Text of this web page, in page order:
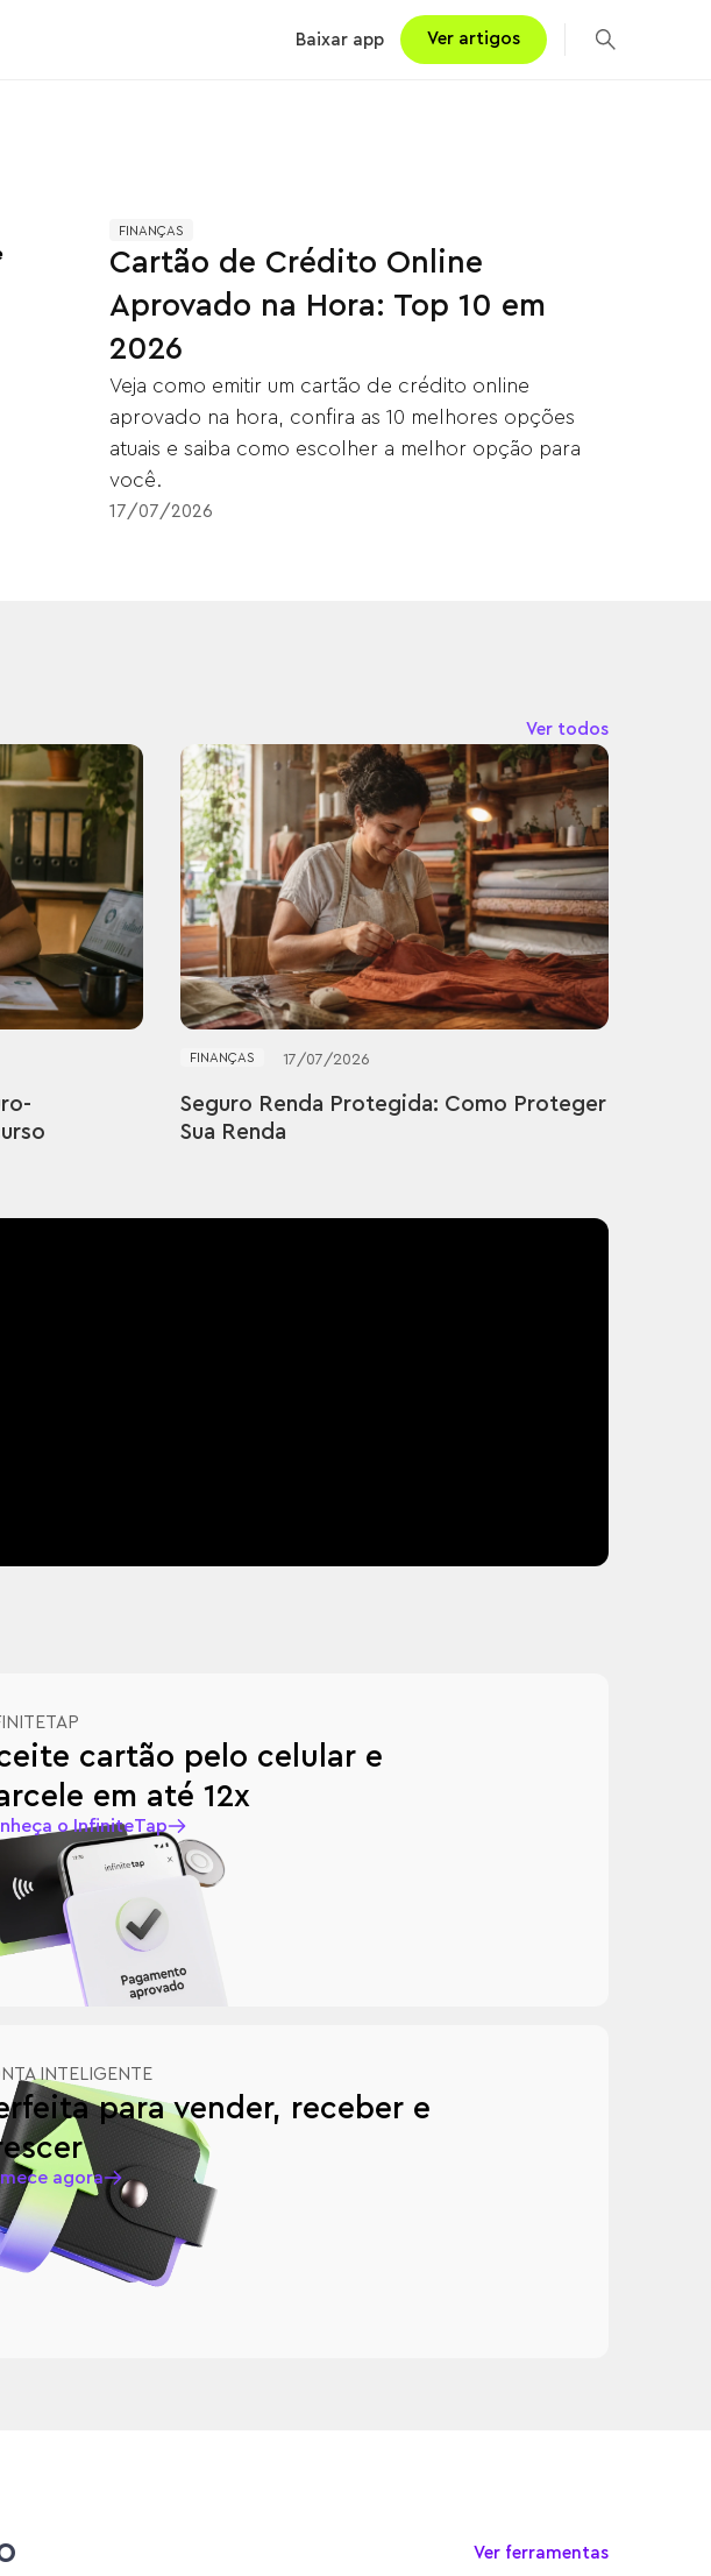
Baixar app Ver artigos
FINANÇAS
Cartão de Crédito Online
Aprovado na Hora: Top 10 em
2026
Veja como emitir um cartão de crédito online
aprovado na hora, confira as 10 melhores opções
atuais e saiba como escolher a melhor opção para
você.
17/07/ 2026
Ver todos
FINANÇAS 17/07/2026
Seguro Renda Protegida: Como Proteger
Sua Renda
cartão pelo celular e
em até 12x
o InfiniteTap
INTELIGENTE
para vender, receber e
agora
Ver ferramentas